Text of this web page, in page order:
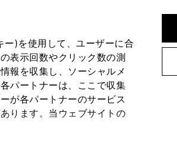
)を使用して、ユーザーに合
表示回数やクリック数の測
報を収集し、ソーシャルメ
パートナーは、ここで収集
が各パートナーのサービス
ります。当ウェブサイトの